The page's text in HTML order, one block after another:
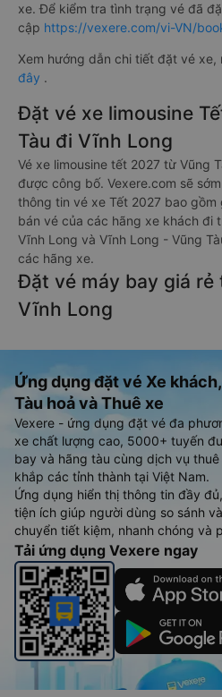
xe. Để kiểm tra tình trạng vé đã
cập https://vexere.com/vi-VN/
Xem hướng dẫn chi tiết đặt vé xe,
đây .
Đặt vé xe limousine
Tàu đi Vĩnh Long
Vé xe limousine tết 2027 từ Vũng
được công bố. Vexere.com sẽ
thông tin vé xe Tết 2027 bao
bán vé của các hãng xe khách đi
Vĩnh Long và Vĩnh Long - Vũng
các hãng xe.
Đặt vé máy bay giá rẻ
Vĩnh Long
Ứng dụng đặt vé Xe
Tàu hoả và Thuê xe
Vexere - ứng dụng đặt vé đa
xe chất lượng cao, 5000+ tuyến
bay và hãng tàu cùng dịch vụ
khắp các tỉnh thành tại Việt Nam.
Ứng dụng hiển thị thông tin đầy
tiện ích giúp người dùng so sánh
chuyển tiết kiệm, nhanh chóng và
Tải ứng dụng Vexere ngay